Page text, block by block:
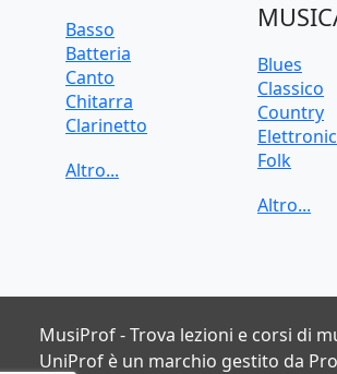
Basso
Batteria
Canto
Chitarra
Clarinetto
Pianoforte
Ukulele
Violoncello
Blues
Classico
Country
Folk
Jazz
MusiProf - Trova lezioni e corsi di
UniProf è un marchio gestito da